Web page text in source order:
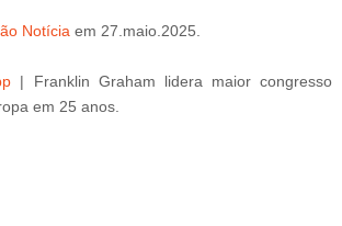
Notícia em 27 maio.2025.
| Franklin Graham lidera maior congresso
em 25 anos.